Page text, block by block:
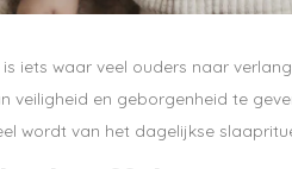
iets waar veel ouders naar
veiligheid en geborgenheid te
wordt van het dagelijkse